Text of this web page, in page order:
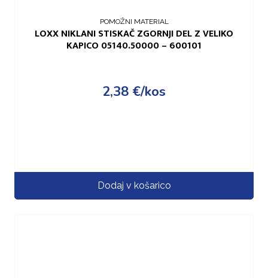
POMOŽNI MATERIAL
LOXX NIKLANI STISKAČ ZGORNJI DEL Z VELIKO
KAPICO 05140.50000 – 600101
2,38 €/kos
Dodaj v košarico